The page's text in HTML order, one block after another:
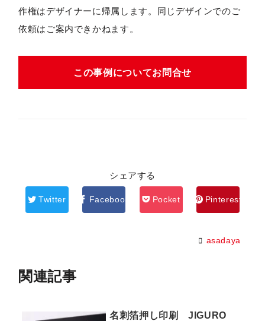
作権はデザイナーに帰属します。同じデザインでのご
依頼はご案内できかねます。
この事例についてお問合せ
シェアする
Twitter Facebook Pocket Pinterest
asadaya
関連記事
名刺箔押し印刷 JIGURO